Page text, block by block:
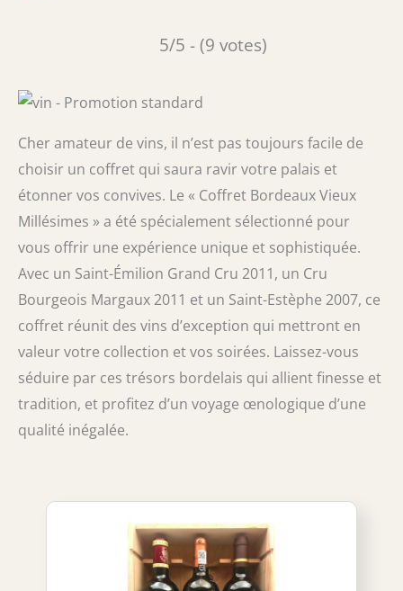
5/5 - (9 votes)
Cher amateur de vins, il n’est pas toujours facile de
choisir un coffret qui saura ravir votre palais et
étonner vos convives. Le « Coffret Bordeaux Vieux
Millésimes » a été spécialement sélectionné pour
vous offrir une expérience unique et sophistiquée.
Avec un Saint-Émilion Grand Cru 2011, un Cru
Bourgeois Margaux 2011 et un Saint-Estèphe 2007, ce
coffret réunit des vins d’exception qui mettront en
valeur votre collection et vos soirées. Laissez-vous
séduire par ces trésors bordelais qui allient finesse et
tradition, et profitez d’un voyage œnologique d’une
qualité inégalée.